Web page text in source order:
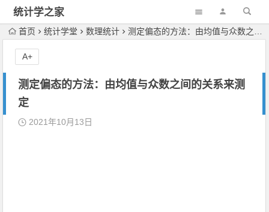
统计学之家
首页 统计学堂 数理统计 测定偏态的方法：由均值与众数之间的关系来测定
测定偏态的方法：由均值与众数之间的关系来测
定
2021年10月13日
A+